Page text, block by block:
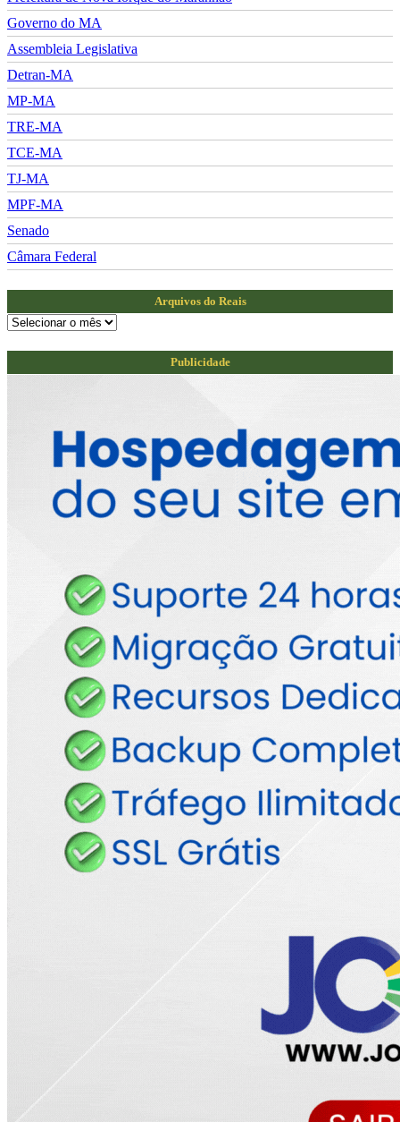
Governo do MA
Assembleia Legislativa
Detran-MA
MP-MA
TRE-MA
TCE-MA
TJ-MA
MPF-MA
Senado
Câmara Federal
Arquivos do Reais
Arquivos
Reais
Publicidade